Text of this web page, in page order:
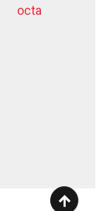
octa
dziļurbums